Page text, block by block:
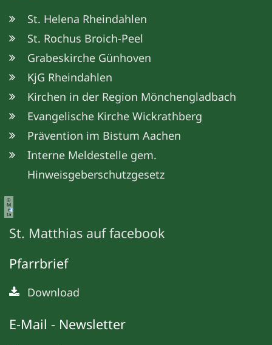
St. Helena Rheindahlen
St. Rochus Broich-Peel
Grabeskirche Günhoven
KjG Rheindahlen
Kirchen in der Region Mönchengladbach
Evangelische Kirche Wickrathberg
Prävention im Bistum Aachen
Interne Meldestelle gem.
Hinweisgeberschutzgesetz
©
M
e
ta
St. Matthias auf facebook
Pfarrbrief
Download
E-Mail - Newsletter